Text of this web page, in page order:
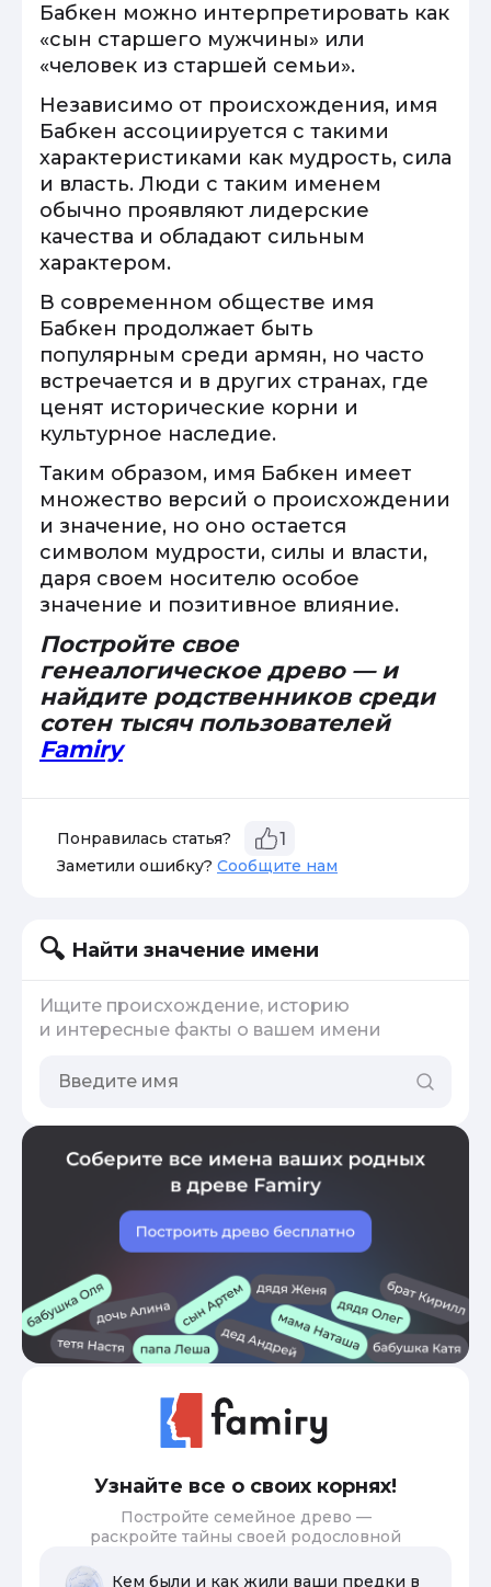
Бабкен можно интерпретировать как
«сын старшего мужчины» или
«человек из старшей семьи».
Независимо от происхождения, имя
Бабкен ассоциируется с такими
характеристиками как мудрость, сила
и власть. Люди с таким именем
обычно проявляют лидерские
качества и обладают сильным
характером.
В современном обществе имя
Бабкен продолжает быть
популярным среди армян, но часто
встречается и в других странах, где
ценят исторические корни и
культурное наследие.
Таким образом, имя Бабкен имеет
множество версий о происхождении
и значение, но оно остается
символом мудрости, силы и власти,
даря своем носителю особое
значение и позитивное влияние.
Постройте свое
генеалогическое древо — и
найдите родственников среди
сотен тысяч пользователей
Famiry
Понравилась статья? 1
Заметили ошибку? Сообщите нам
Найти значение имени
Ищите происхождение, историю
и интересные факты о вашем имени
Узнайте все о своих корнях!
Постройте семейное древо —
раскройте тайны своей родословной
Кем были и как жили ваши предки в